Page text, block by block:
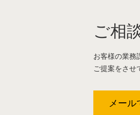
ご相
お客様の業務
ご提案をさせ
メー